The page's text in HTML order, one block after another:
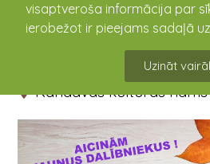
visaptveroša informācija par
ierobežot ir pieejams sadaļā
Uzināt
Aicinām jaunus
06.10.2020 10:00 -
Kandavas kultūras nams